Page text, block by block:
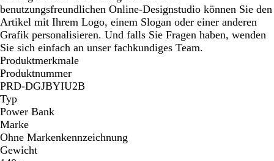
benutzungsfreundlichen Online-Designstudio können Sie den
Artikel mit Ihrem Logo, einem Slogan oder einer anderen
Grafik personalisieren. Und falls Sie Fragen haben, wenden
Sie sich einfach an unser fachkundiges Team.
Produktmerkmale
Produktnummer
PRD-DGJBYIU2B
Typ
Power Bank
Marke
Ohne Markenkennzeichnung
Gewicht